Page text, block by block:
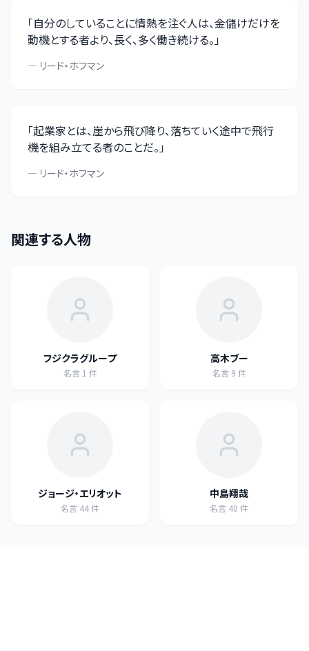
「自分のしていることに情熱を注ぐ人は、金儲けだけを
動機とする者より、長く、多く働き続ける。」
— リード・ホフマン
「起業家とは、崖から飛び降り、落ちていく途中で飛行
機を組み立てる者のことだ。」
— リード・ホフマン
関連する人物
フジクラグループ
名言 1 件
高木ブー
名言 9 件
ジョージ・エリオット
名言 44件
中島翔哉
名言 40 件